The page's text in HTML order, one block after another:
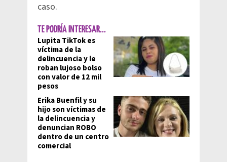
caso.
TE PODRÍA INTERESAR...
Lupita TikTok es
víctima de la
delincuencia y le
roban lujoso bolso
con valor de 12 mil
pesos
Erika Buenfil y su
hijo son víctimas de
la delincuencia y
denuncian ROBO
dentro de un centro
comercial